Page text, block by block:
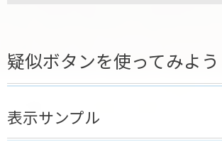
疑似ボタンを使ってみよう
表示サンプル